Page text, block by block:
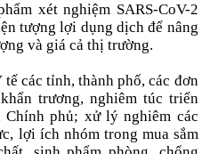
xét nghiệm SARS-CoV-2
tượng lợi dụng dịch để nâng
và giá cả thị trường.
các tỉnh, thành phố, các đơn
trương, nghiêm túc triển
Chính phủ; xử lý nghiêm các
lợi ích nhóm trong mua sắm